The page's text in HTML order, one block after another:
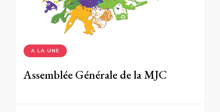
A LA UNE
Assemblée Générale de la MJC